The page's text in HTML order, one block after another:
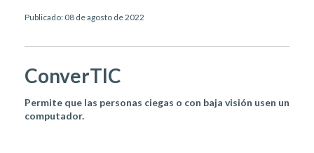
Publicado: 08 de agosto de 2022
ConverTIC
Permite que las personas ciegas o con baja visión usen un
computador.